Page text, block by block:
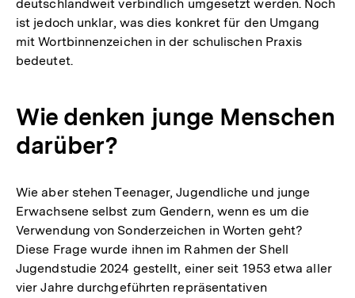
deutschlandweit verbindlich umgesetzt werden. Noch
ist jedoch unklar, was dies konkret für den Umgang
mit Wortbinnenzeichen in der schulischen Praxis
bedeutet.
Wie denken junge Menschen
darüber?
Wie aber stehen Teenager, Jugendliche und junge
Erwachsene selbst zum Gendern, wenn es um die
Verwendung von Sonderzeichen in Worten geht?
Diese Frage wurde ihnen im Rahmen der Shell
Jugendstudie 2024 gestellt, einer seit 1953 etwa aller
vier Jahre durchgeführten repräsentativen